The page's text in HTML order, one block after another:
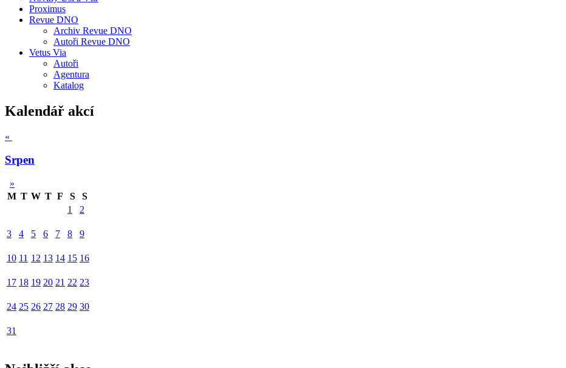
Proximus
Revue DNO
Archiv Revue DNO
Autoři Revue DNO
Vetus Via
Autoři
Agentura
Katalog
Kalendář akcí
«
Srpen
»
M T W T F S
S
1
2
3 4 5 6 7 8 9
10 11 12 13 14 15 16
17 18 19 20 21 22 23
24 25 26 27 28 29 30
31